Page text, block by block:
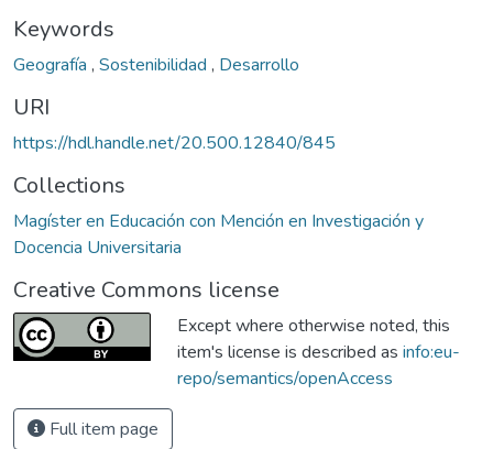
Keywords
Geografía , Sostenibilidad , Desarrollo
URI
https://hdl.handle.net/20.500.12840/845
Collections
Magíster en Educación con Mención en Investigación y
Docencia Universitaria
Creative Commons license
Except where otherwise noted, this
item's license is described as info:eu-
repo/semantics/openAccess
Full item page